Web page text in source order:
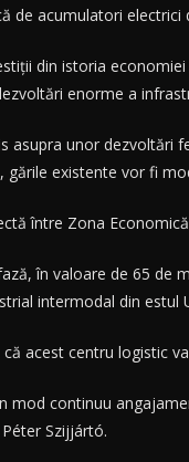
de acumulatori electrici
din istoria
enorme a
asupra unor
existente vor fi
între Zona
în valoare de 65 de
intermodal din estul
acest centru logistic
mod continuu
Szijjártó.